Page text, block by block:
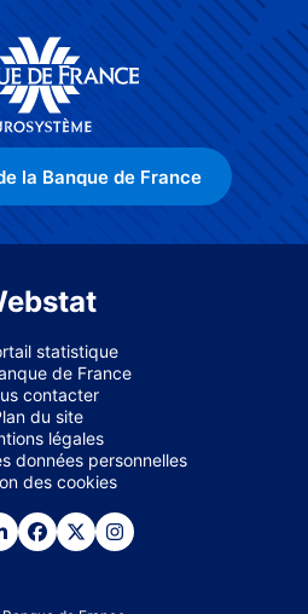
la Banque de France
statistique
de France
contacter
du site
légales
données personnelles
des cookies